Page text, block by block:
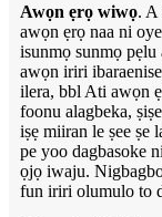
Awọn ẹrọ wiwọ. A
awọn ẹrọ naa ni
isunmọ sunmọ pẹlu
awọn iriri
ilera, bbl Ati awọn
foonu alagbeka,
iṣẹ miiran le ṣee ṣe
pe yoo dagbasoke
ọjọ iwaju.
fun iriri olumulo to